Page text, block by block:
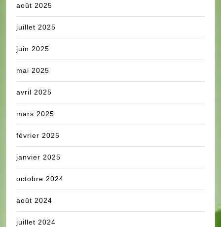
août 2025
juillet 2025
juin 2025
mai 2025
avril 2025
mars 2025
février 2025
janvier 2025
octobre 2024
août 2024
juillet 2024